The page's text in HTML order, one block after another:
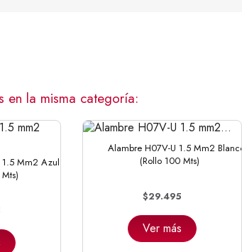
en la misma categoría:
Mm2 Azul
Alambre H07V-U 1.5 Mm2 Blanco
(Rollo 100 Mts)
$29.495
Ver más